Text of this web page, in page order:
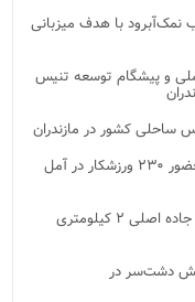
نمک‌آبرود با هدف میزبانی
و پیشگام توسعه تنیس
رقابت‌های کشتی آزاد پیشکسوتان کشور با حضور ۲۳۰ ورزشکار در آمل
پایان پروژه نیمه‌تمام ۱۵ ساله پارک و تکمیل جاده اصلی ۲ کیلومتری
از ۱۴ روستای بخش دشت‌سر در